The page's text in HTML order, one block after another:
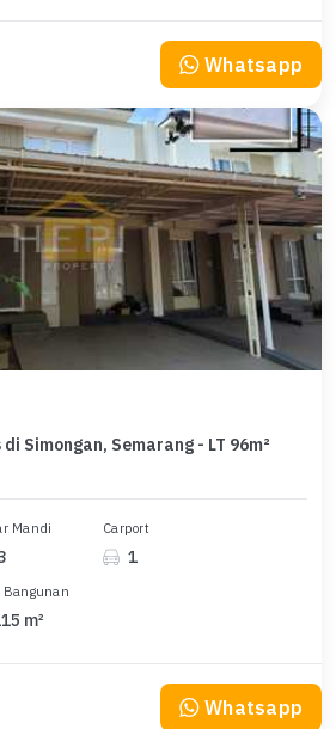
Whatsapp
Simongan, Semarang - LT 96m²
Mandi Carport
1
Bangunan
m²
Whatsapp